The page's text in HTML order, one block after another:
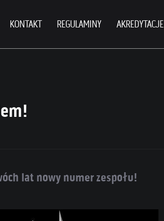
KONTAKT REGULAMINY AKREDYTACJE
lat nowy numer zespołu!